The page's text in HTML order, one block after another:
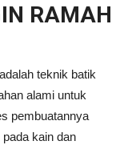
RAMAH
teknik batik
alami untuk
pembuatannya
kain dan